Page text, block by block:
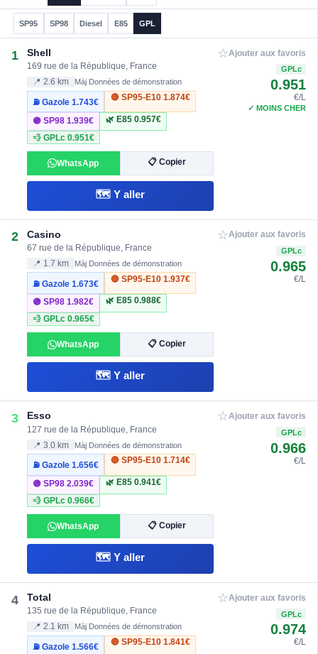
SP95 SP98 Diesel E85 GPL
1 Shell
169 rue de la République, France
📍 2.6 km Màj Données de démonstration
⛽ Gazole1.743€
🔴 SP95-E10 1.874€
🟣 SP981.939€ 🌿 E85 0.957€
💨 GPLc0.951€
WhatsApp 📋 Copier
🗺️ Y aller
☆Ajouter aux favoris
GPLc
0.951
€/L
✓ MOINS CHER
2 Casino
67 rue de la République, France
📍 1.7 km Màj Données de démonstration
⛽ Gazole1.673€
🔴 SP95-E10 1.937€
🟣 SP981.982€ 🌿 E85 0.988€
💨 GPLc0.965€
WhatsApp 📋 Copier
🗺️ Y aller
☆Ajouter aux favoris
GPLc
0.965
€/L
3 Esso
127 rue de la République, France
📍 3.0 km Màj Données de démonstration
⛽ Gazole1.656€
🔴 SP95-E10 1.714€
🟣 SP982.039€ 🌿 E85 0.941€
💨 GPLc0.966€
WhatsApp 📋 Copier
🗺️ Y aller
☆Ajouter aux favoris
GPLc
0.966
€/L
4 Total
135 rue de la République, France
📍 2.1 km Màj Données de démonstration
⛽ Gazole1.566€
🔴 SP95-E10 1.841€
☆Ajouter aux favoris
GPLc
0.974
€/L